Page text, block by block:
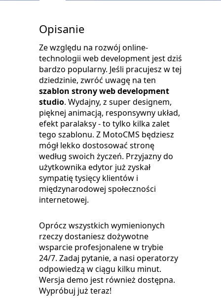
Opisanie
Ze względu na rozwój online-
technologii web development jest dziś
bardzo popularny. Jeśli pracujesz w tej
dziedzinie, zwróć uwagę na ten
szablon strony web development
studio. Wydajny, z super designem,
pięknej animacją, responsywny układ,
efekt paralaksy - to tylko kilka zalet
tego szablonu. Z MotoCMS będziesz
mógł lekko dostosować stronę
według swoich życzeń. Przyjazny do
użytkownika edytor już zyskał
sympatię tysięcy klientów i
międzynarodowej społeczności
internetowej.
Oprócz wszystkich wymienionych
rzeczy dostaniesz dożywotne
wsparcie profesjonalene w trybie
24/7. Zadaj pytanie, a nasi operatorzy
odpowiedzą w ciągu kilku minut.
Wersja demo jest również dostępna.
Wypróbuj już teraz!